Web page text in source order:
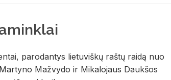
pa­ro­dan­tys lie­tu­viš­kų raš­tų rai­dą nuo
Ma­žvy­do ir Mi­ka­lo­jaus Dauk­šos